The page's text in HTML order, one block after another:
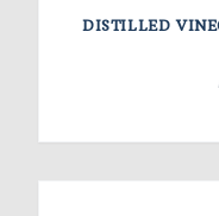
DISTILLED